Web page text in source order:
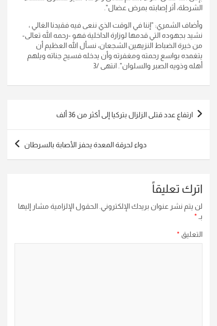
الشرطة، أثر إصابته بمرض عضال".
وأضاف الشمري: "إننا في الوقت الذي ننعى فيه فقيدنا الغالي ،
نشيد بجهوده التي قدمها لوزارة الداخلية فهو -رحمه الله تعالى-
من خيرة الضباط النزيهين الشجعان، نسأل الله العظيم أن
يتغمده بواسع رحمته ومغفرته وأن يدخله فسيح جناته ويلهم
أهله وذويه الصبر والسلوان". انتهى /3
تصفّح
المقالات
ارتفاع عدد قتلى الزلزال بتركيا إلى أكثر من 36 ألف
دواء لحرقة المعدة يحفز الأصابة بالسرطان
اترك تعليقاً
لن يتم نشر عنوان بريدك الإلكتروني. الحقول الإلزامية مشار إليها
بـ *
التعليق *